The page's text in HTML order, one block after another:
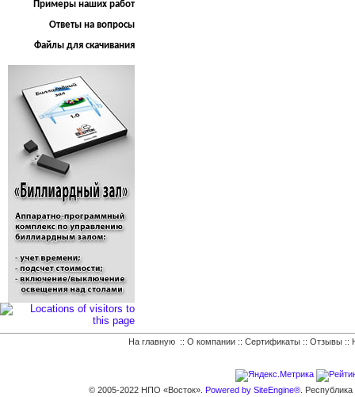
Примеры наших работ
Ответы на вопросы
Файлы для скачивания
На главную :: О компании :: Сертификаты :: Отзывы ::
© 2005-2022 НПО «Восток». Powered by SiteEngine®.